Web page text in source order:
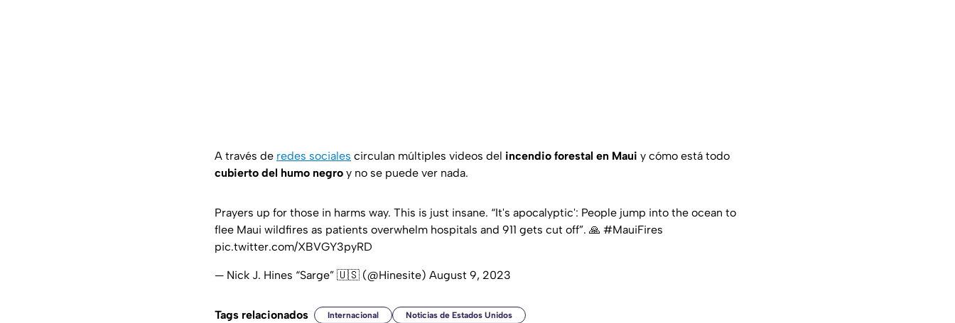
A través de redes sociales circulan múltiples videos del incendio forestal en Maui y cómo está todo
cubierto del humo negro y no se puede ver nada.
Prayers up for those in harms way. This is just insane. “It's apocalyptic': People jump into the ocean to
flee Maui wildfires as patients overwhelm hospitals and 911 gets cut off”. 🙏 #MauiFires
pic.twitter.com/XBVGY3pyRD
— Nick J. Hines “Sarge” 🇺🇸 (@Hinesite) August 9, 2023
Tags relacionados Internacional Noticias de Estados Unidos